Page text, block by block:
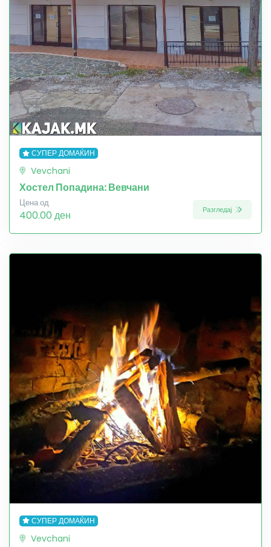
СУПЕР ДОМАЌИН
Vevchani
Хостел Попадина: Вевчани
Цена од
400.00 ден Разгледај
СУПЕР ДОМАЌИН
Vevchani